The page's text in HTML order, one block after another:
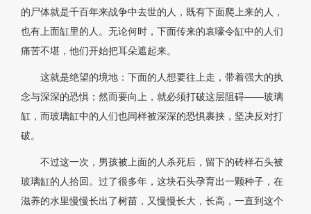
的尸体就是千百年来战争中去世的人，既有下面爬上来的人，
也有上面缸里的人。无论何时，下面传来的哀嚎令缸中的人们
痛苦不堪，他们开始把耳朵遮起来。
这就是绝望的境地：下面的人想要往上走，带着强大的执
念与深深的恐惧；然而要向上，就必须打破这层阻碍——玻璃
缸，而玻璃缸中的人们也同样被深深的恐惧裹挟，坚决反对打
破。
不过这一次，男孩被上面的人杀死后，留下的砖样石头被
玻璃缸的人拾回。过了很多年，这块石头孕育出一颗种子，在
滋养的水里慢慢长出了树苗，又慢慢长大，长高，一直到这个